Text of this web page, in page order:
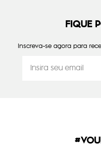
FIQUE
Inscreva-se agora para